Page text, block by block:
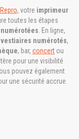
, votre imprimeur
toutes les étapes
. En ligne,
numérotés,
, bar, concert ou
pour une visibilité
pouvez également
une sécurité accrue.